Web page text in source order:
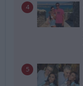
4
5